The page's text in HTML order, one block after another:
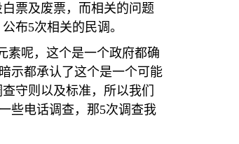
票及废票，而相关的问题
布5次相关的民调。
素呢，这个是一个政府都确
示都承认了这个是一个可能
守则以及标准，所以我们
些电话调查，那5次调查我